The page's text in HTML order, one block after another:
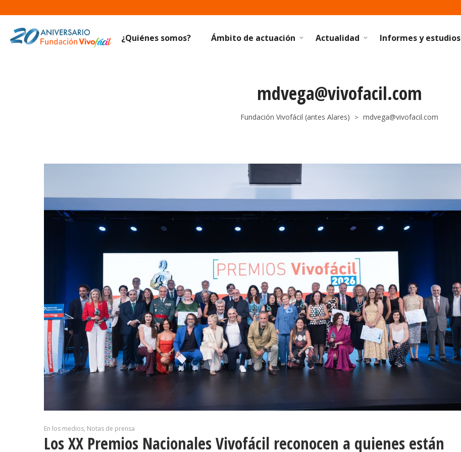
¿Quiénes somos? Ámbito de actuación Actualidad Informes y estudios
mdvega@vivofacil.com
Fundación Vivofácil (antes Alares) > mdvega@vivofacil.com
En los medios Notas de prensa
Los XX Premios Nacionales Vivofácil reconocen a quienes están